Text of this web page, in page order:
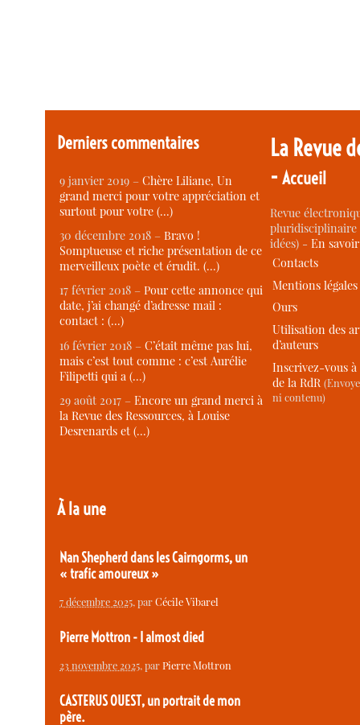
Derniers commentaires
9 janvier 2019 –Chère Liliane, Un
grand merci pour votre appréciation et
surtout pour votre (…)
30 décembre 2018 –Bravo !
Somptueuse et riche présentation de ce
merveilleux poète et érudit. (…)
17 février 2018 –Pour cette annonce qui
date, j’ai changé d’adresse mail :
contact : (…)
16 février 2018 –C’était même pas lui,
mais c’est tout comme : c’est Aurélie
Filipetti qui a (…)
29 août 2017 –Encore un grand merci à
la Revue des Ressources, à Louise
Desrenards et (…)
À la une
Nan Shepherd dans les Cairngorms, un
« trafic amoureux »
7 décembre 2025, parCécile Vibarel
Pierre Mottron - I almost died
23 novembre 2025, parPierre Mottron
CASTERUS OUEST, un portrait de mon
père.
La Revue
-Accueil
Revue
idées) -En
Contacts
Mentions légales
Ours
Utilisation des
d’auteurs
Inscrivez-vous
de la RdR
ni contenu)